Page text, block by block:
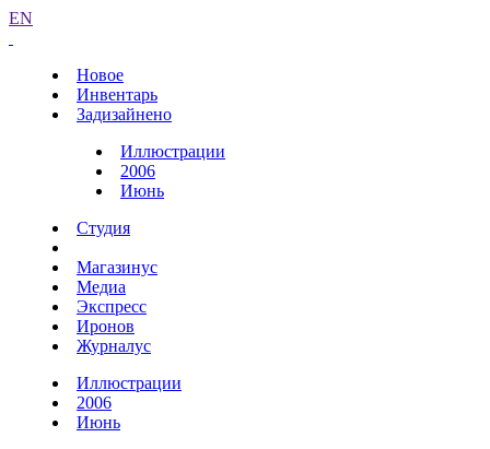
EN
Новое
Инвентарь
Задизайнено
Иллюстрации
2006
Июнь
Студия
Магазинус
Медиа
Экспресс
Иронов
Журналус
Иллюстрации
2006
Июнь